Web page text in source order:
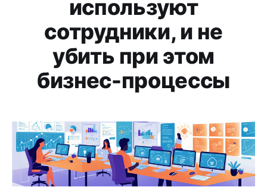
используют
сотрудники, и не
убить при этом
бизнес-процессы